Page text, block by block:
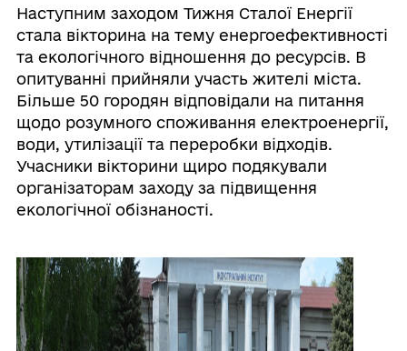
Наступним заходом Тижня Сталої Енергії
стала вікторина на тему енергоефективності
та екологічного відношення до ресурсів. В
опитуванні прийняли участь жителі міста.
Більше 50 городян відповідали на питання
щодо розумного споживання електроенергії,
води, утилізації та переробки відходів.
Учасники вікторини щиро подякували
організаторам заходу за підвищення
екологічної обізнаності.